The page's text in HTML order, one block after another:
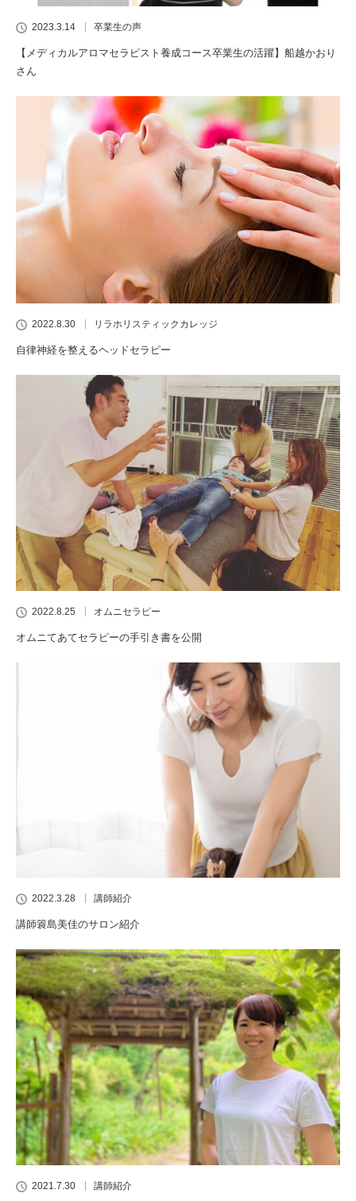
2023.3.14 卒業生の声
【メディカルアロマセラピスト養成コース卒業生の活躍】船越かおり
さん
2022.8.30 リラホリスティックカレッジ
自律神経を整えるヘッドセラピー
2022.8.25 オムニセラピー
オムニてあてセラピーの手引き書を公開
2022.3.28 講師紹介
講師簑島美佳のサロン紹介
2021.7.30 講師紹介